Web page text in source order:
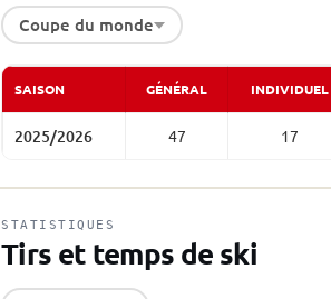
Coupe du monde
SAISON GÉNÉRAL INDIVIDUEL
2025/2026 47 17
STATISTIQUES
Tirs et temps de ski